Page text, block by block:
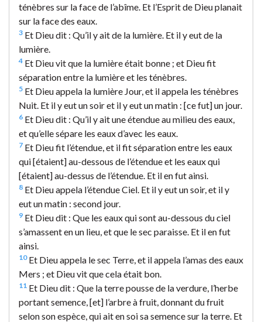
ténèbres sur la face de l’abîme. Et l’Esprit de Dieu planait
sur la face des eaux.
3 Et Dieu dit : Qu’il y ait de la lumière. Et il y eut de la
lumière.
4 Et Dieu vit que la lumière était bonne ; et Dieu fit
séparation entre la lumière et les ténèbres.
5 Et Dieu appela la lumière Jour, et il appela les ténèbres
Nuit. Et il y eut un soir et il y eut un matin : [ce fut] un jour.
6 Et Dieu dit : Qu’il y ait une étendue au milieu des eaux,
et qu’elle sépare les eaux d’avec les eaux.
7 Et Dieu fit l’étendue, et il fit séparation entre les eaux
qui [étaient] au-dessous de l’étendue et les eaux qui
[étaient] au-dessus de l’étendue. Et il en fut ainsi.
8 Et Dieu appela l’étendue Ciel. Et il y eut un soir, et il y
eut un matin : second jour.
9 Et Dieu dit : Que les eaux qui sont au-dessous du ciel
s’amassent en un lieu, et que le sec paraisse. Et il en fut
ainsi.
10Et Dieu appela le sec Terre, et il appela l’amas des eaux
Mers ; et Dieu vit que cela était bon.
11 Et Dieu dit : Que la terre pousse de la verdure, l’herbe
portant semence, [et] l’arbre à fruit, donnant du fruit
selon son espèce, qui ait en soi sa semence sur la terre. Et